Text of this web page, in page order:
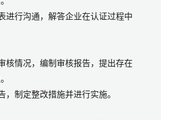
进行沟通，解答企业在认证过程中
核情况，编制审核报告，提出存在
，制定整改措施并进行实施。